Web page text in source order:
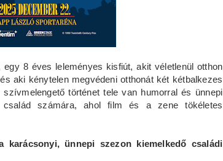
8 éves leleményes kisfiút, akit véletlenül otthon
aki kénytelen megvédeni otthonát két kétbalkezes
történet tele van humorral és ünnepi
család számára, ahol film és a zene tökéletes
karácsonyi, ünnepi szezon kiemelkedő családi